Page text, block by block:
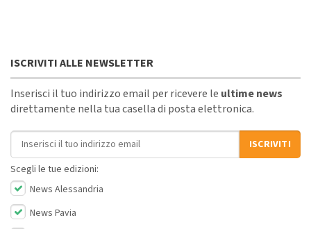
ISCRIVITI ALLE NEWSLETTER
Inserisci il tuo indirizzo email per ricevere le ultime news
direttamente nella tua casella di posta elettronica.
Indirizzo email
ISCRIVITI
Scegli le tue edizioni:
News Alessandria
News Pavia